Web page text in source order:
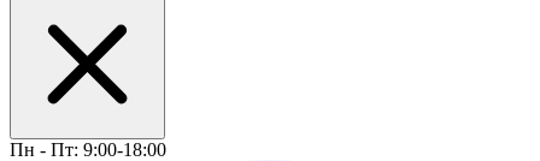
Пн - Пт: 9:00-18:00